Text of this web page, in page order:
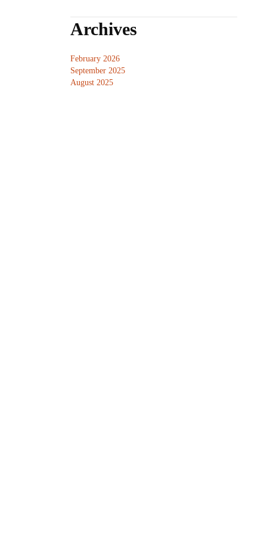
Archives
February 2026
September 2025
August 2025